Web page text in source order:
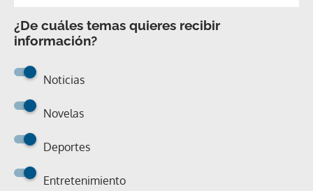
¿De cuáles temas quieres recibir
información?
Noticias
Novelas
Deportes
Entretenimiento